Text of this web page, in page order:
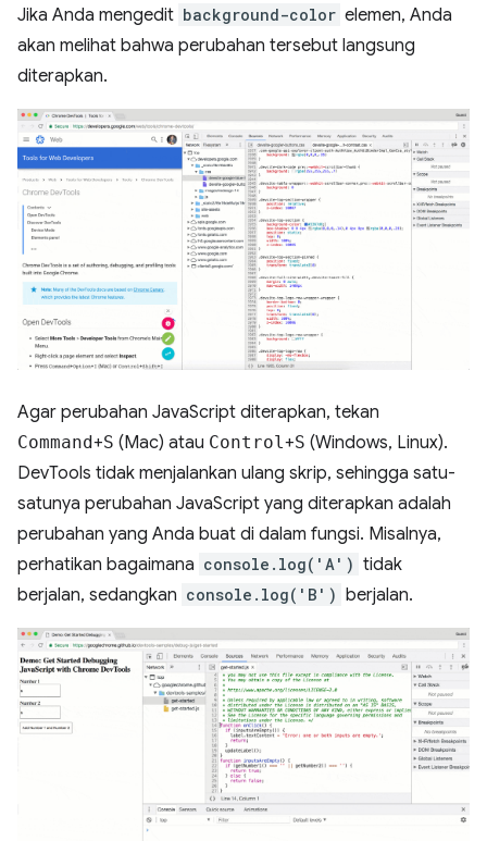
Jika Anda mengedit background-color elemen, Anda
akan melihat bahwa perubahan tersebut langsung
diterapkan.
Agar perubahan JavaScript diterapkan, tekan
Command+S (Mac) atau Control+S (Windows, Linux).
DevTools tidak menjalankan ulang skrip, sehingga satu-
satunya perubahan JavaScript yang diterapkan adalah
perubahan yang Anda buat di dalam fungsi. Misalnya,
perhatikan bagaimana console.log('A') tidak
berjalan, sedangkan console.log('B') berjalan.